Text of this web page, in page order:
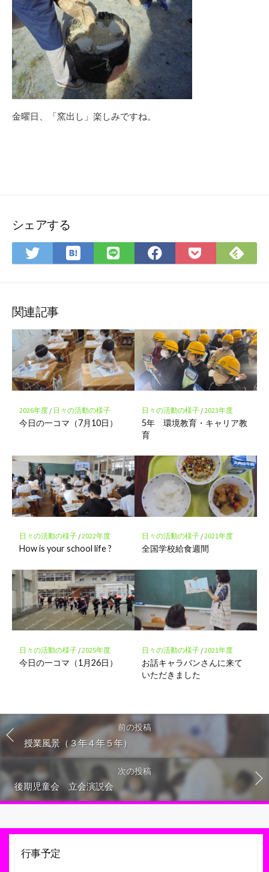
金曜日、「窯出し」楽しみですね。
シェアする
Twitter
で
ア
は
て
ク
マ
ー
ク
に
保
存
LINE
で
Facebook
で
Pocket
に
で
関連記事
2026年度/ 日々の活動の様子
今日の一コマ（7月10日）
日々の活動の様子/2023年度
5年 環境教育・キャリア教
育
日々の活動の様子/2022年度
How is your school life ?
日々の活動の様子/2021年度
全国学校給食週間
日々の活動の様子/2025年度
今日の一コマ（1月26日）
日々の活動の様子/2021年度
お話キャラバンさんに来て
いただきました
前の投稿
授業風景（３年４年５年）
次の投稿
後期児童会 立会演説会
行事予定